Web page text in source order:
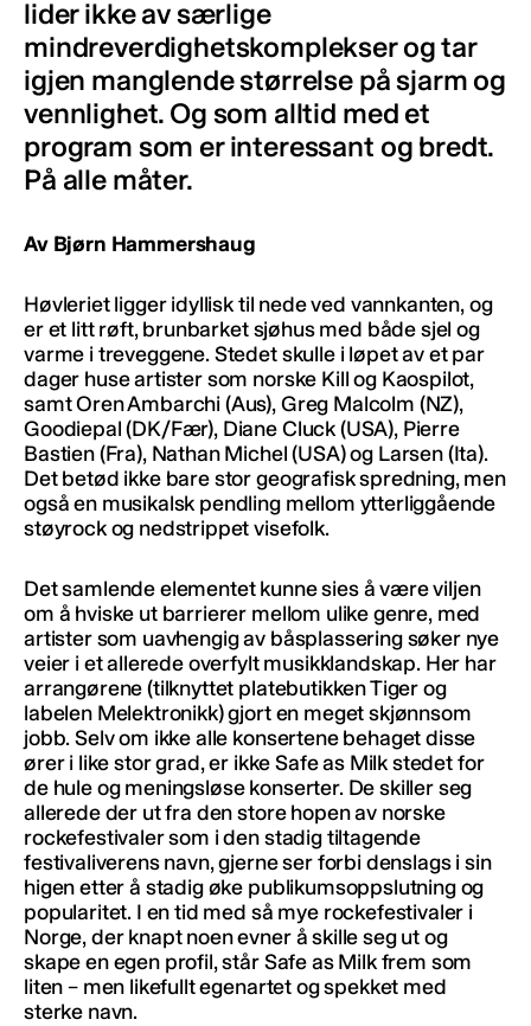
lider ikke av særlige
mindreverdighetskomplekser og tar
igjen manglende størrelse på sjarm og
vennlighet. Og som alltid med et
program som er interessant og bredt.
På alle måter.
Av Bjørn Hammershaug
Høvleriet ligger idyllisk til nede ved vannkanten, og
er et litt røft, brunbarket sjøhus med både sjel og
varme i treveggene. Stedet skulle i løpet av et par
dager huse artister som norske Kill og Kaospilot,
samt Oren Ambarchi (Aus), Greg Malcolm (NZ),
Goodiepal (DK/Fær), Diane Cluck (USA), Pierre
Bastien (Fra), Nathan Michel (USA) og Larsen (Ita).
Det betød ikke bare stor geografisk spredning, men
også en musikalsk pendling mellom ytterliggående
støyrock og nedstrippet visefolk.
Det samlende elementet kunne sies å være viljen
om å hviske ut barrierer mellom ulike genre, med
artister som uavhengig av båsplassering søker nye
veier i et allerede overfylt musikklandskap. Her har
arrangørene (tilknyttet platebutikken Tiger og
labelen Melektronikk) gjort en meget skjønnsom
jobb. Selv om ikke alle konsertene behaget disse
ører i like stor grad, er ikke Safe as Milk stedet for
de hule og meningsløse konserter. De skiller seg
allerede der ut fra den store hopen av norske
rockefestivaler som i den stadig tiltagende
festivaliverens navn, gjerne ser forbi denslags i sin
higen etter å stadig øke publikumsoppslutning og
popularitet. I en tid med så mye rockefestivaler i
Norge, der knapt noen evner å skille seg ut og
skape en egen profil, står Safe as Milk frem som
liten – men likefullt egenartet og spekket med
sterke navn.